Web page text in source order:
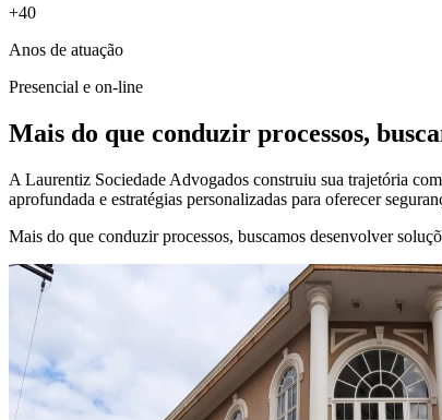
+40
Anos de atuação
Presencial e on-line
Mais do que conduzir processos,
A Laurentiz Sociedade Advogados construiu sua trajetória
aprofundada e estratégias personalizadas para oferecer
Mais do que conduzir processos, buscamos desenvolver